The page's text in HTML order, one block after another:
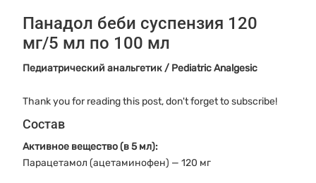
Панадол беби суспензия 120
мг/5 мл по 100 мл
Педиатрический анальгетик / Pediatric Analgesic
Thank you for reading this post, don't forget to subscribe!
Состав
Активное вещество (в 5 мл):
Парацетамол (ацетаминофен) — 120 мг